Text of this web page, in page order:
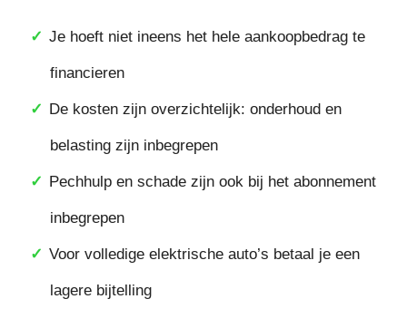
Je hoeft niet ineens het hele aankoopbedrag te
financieren
De kosten zijn overzichtelijk: onderhoud en
belasting zijn inbegrepen
Pechhulp en schade zijn ook bij het abonnement
inbegrepen
Voor volledige elektrische auto’s betaal je een
lagere bijtelling